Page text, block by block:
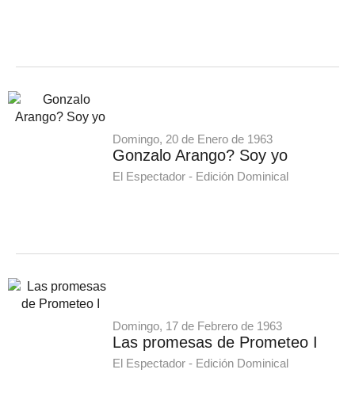
Domingo, 20 de Enero de 1963
Gonzalo Arango? Soy yo
El Espectador - Edición Dominical
Domingo, 17 de Febrero de 1963
Las promesas de Prometeo I
El Espectador - Edición Dominical